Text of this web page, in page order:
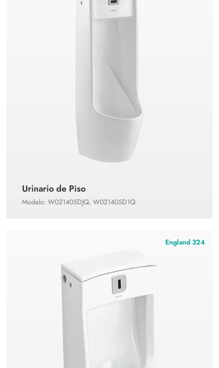
Urinario de Piso
Modelo: W021405DJQ, W021405D1Q
England 324